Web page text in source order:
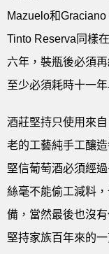
Mazuelo和
Tinto Reserva同樣
六年，裝瓶後必須
至少必須耗時十一
酒莊堅持只使用來
老的工藝純手工釀
堅信葡萄酒必須經
絲毫不能偷工減料
備，當然最後也沒
堅持家族百年來的